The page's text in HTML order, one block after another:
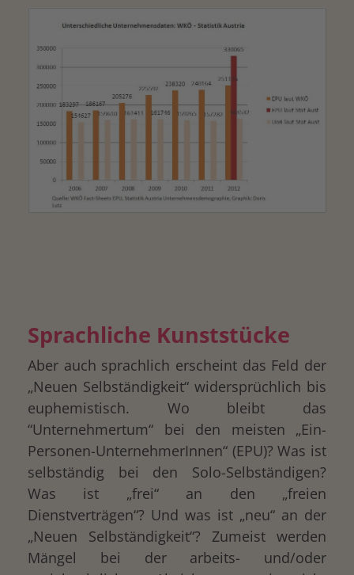
Sprachliche Kunststücke
Aber auch sprachlich erscheint das Feld der
„Neuen Selbständigkeit“ widersprüchlich bis
euphemistisch. Wo bleibt das
“Unternehmertum“ bei den meisten „Ein-
Personen-UnternehmerInnen“ (EPU)? Was ist
selbständig bei den Solo-Selbständigen?
Was ist „frei“ an den „freien
Dienstverträgen“? Und was ist „neu“ an der
„Neuen Selbständigkeit“? Zumeist werden
Mängel bei der arbeits- und/oder